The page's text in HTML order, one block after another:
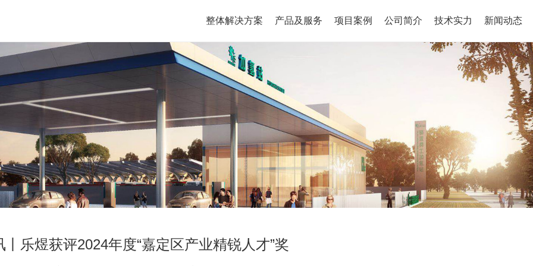
整体解决方案 产品及服务 项目案例 公司简介 技术实力 新闻动态
丨乐煜获评2024年度“嘉定区产业精锐人才”奖